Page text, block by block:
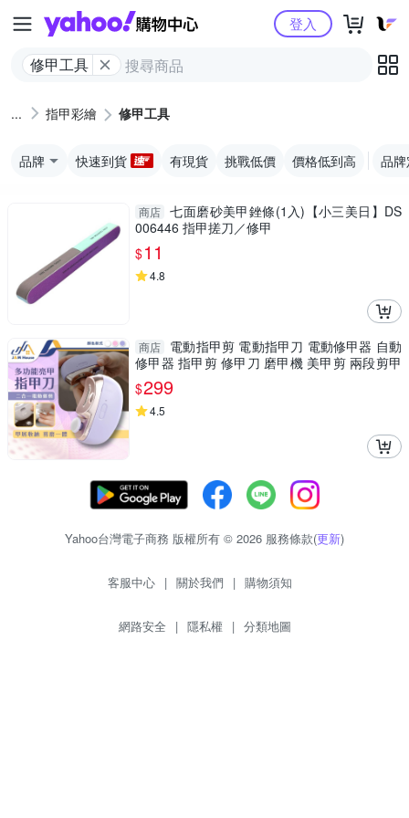
Yahoo購物中心
修甲工具
登入
指甲彩繪 修甲工具
品牌 快速到貨 有現貨 挑戰低價 價格低到高 品
商店 七面磨砂美甲銼條(1入)【小三美日】DS
006446 指甲搓刀／修甲
$11
4.8
商店
電動指甲剪 電動指甲刀 電動修甲器 自動
修甲器 指甲剪 修甲刀 磨甲機 美甲剪 兩段剪甲
模式
$299
4.5
Yahoo台灣電子商務 版權所有 © 2026 服務條款(更新)
客服中心 | 關於我們 | 購物須知
網路安全 | 隱私權 | 分類地圖